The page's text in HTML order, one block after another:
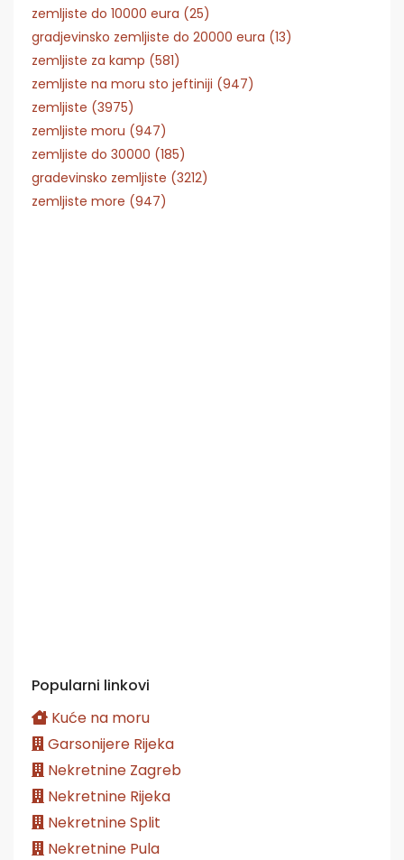
zemljiste do 10000 eura (25)
gradjevinsko zemljiste do 20000 eura (13)
zemljiste za kamp (581)
zemljiste na moru sto jeftiniji (947)
zemljiste (3975)
zemljiste moru (947)
zemljiste do 30000 (185)
gradevinsko zemljiste (3212)
zemljiste more (947)
Popularni linkovi
Kuće na moru
Garsonijere Rijeka
Nekretnine Zagreb
Nekretnine Rijeka
Nekretnine Split
Nekretnine Pula